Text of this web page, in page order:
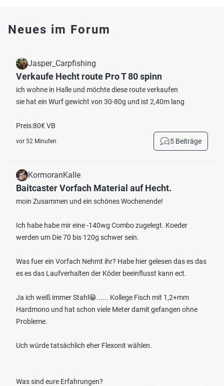
Neues im Forum
Jasper_Carpfishing
Verkaufe Hecht route Pro T 80 spinn
ich wohne in Halle und möchte diese route verkaufen
sie hat ein Wurf gewicht von 30-80g und ist 2,40m lang
Preis:80€ VB
vor 52 Minuten 5 Beiträge
KormoranKalle
Baitcaster Vorfach Material auf Hecht.
moin Zusammen und ein schönes Wochenende!
Ich habe habe mir eine -140wg Combo zugelegt. Koeder
werden um Die 70 bis 120g schwer sein.
Was fuer ein Vorfach Nehmt ihr? Habe hier gelesen das es das
es es das Laufverhalten der Köder beeinflusst kann ect.
Ja ich weiß immer Stahl😁...... Kollege Fisch mit 1,2+mm
Hardmono und hat schon viele Meter damit gefangen ohne
Probleme.
Uch würde tatsächlich eher Flexonit wählen.
Was sind eure Erfahrungen?